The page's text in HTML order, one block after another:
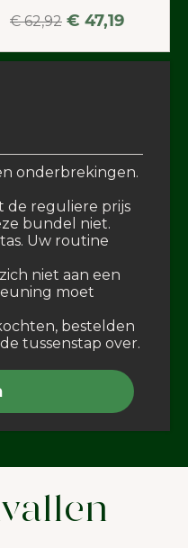
€ 62,92 € 47,19
onderbrekingen.
de reguliere prijs
bundel niet.
Uw routine
niet aan een
moet
bestelden
tussenstap over.
JUNAIU.
wij
helpen de